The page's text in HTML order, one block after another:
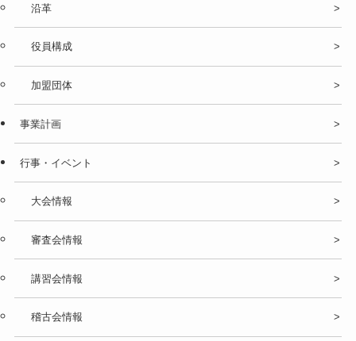
沿革
役員構成
加盟団体
事業計画
行事・イベント
大会情報
審査会情報
講習会情報
稽古会情報